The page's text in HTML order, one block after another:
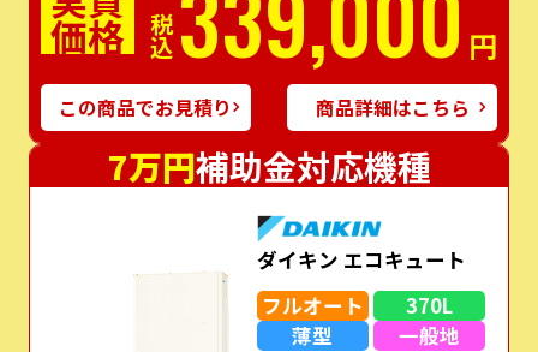
価格 税込 円
この商品でお見積り 商品詳細はこちら
7万円補助金対応機種
ダイキン エコキュート
フルオート
370L
薄型
一般地